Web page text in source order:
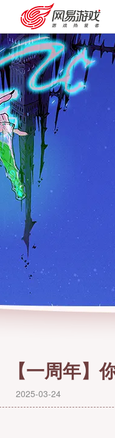
客服中心
【一周年】
2025-03-24